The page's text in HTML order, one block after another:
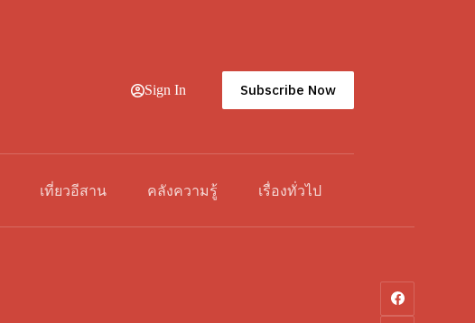
Sign In Subscribe Now
เที่ยวอีสาน คลังความรู้ เรื่องทั่วไป